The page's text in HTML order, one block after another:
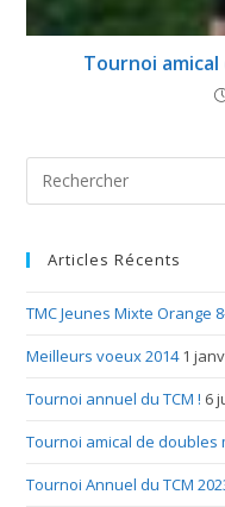
Tournoi
Articles Récents
TMC Jeunes Mixte Orange
Meilleurs voeux 20141
Tournoi annuel du TCM ! 6
Tournoi amical de doubles
Tournoi Annuel du TCM